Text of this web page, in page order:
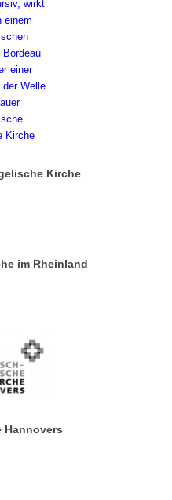
Kirche
im Rheinland
Hannovers